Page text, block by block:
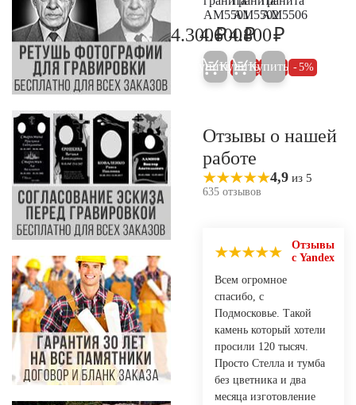
AM5501
4.500
4.300₽
Купить 5%
AM5502
4.800
4.600₽
Купить 5%
AM5506
4.800₽
Купить 5%
Отзывы о нашей
работе
4,9 из 5
635 отзывов
Отзывы
с Yandex
Всем огромное
спасибо, с
Подмосковье. Такой
камень который хотели
просили 120 тысяч.
Просто Стелла и тумба
без цветника и два
месяца изготовление